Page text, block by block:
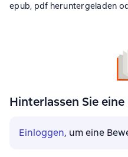
epub, pdf heruntergeladen
Hinterlassen Sie
Einloggen, um eine